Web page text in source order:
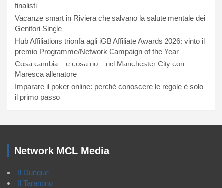
finalisti
Vacanze smart in Riviera che salvano la salute mentale dei
Genitori Single
Hub Affiliations trionfa agli iGB Affiliate Awards 2026: vinto il
premio Programme/Network Campaign of the Year
Cosa cambia – e cosa no – nel Manchester City con
Maresca allenatore
Imparare il poker online: perché conoscere le regole è solo
il primo passo
Network MCL Media
Il Dunque
Il Tarantino